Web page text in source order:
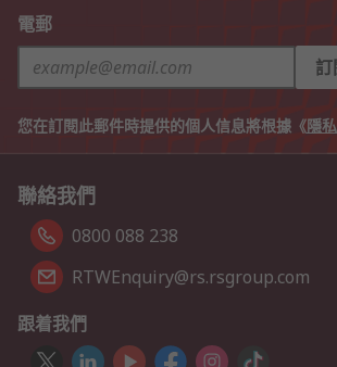
電郵
訂
您在訂閱此郵件時提供的個人信息將根據《隱
聯絡我們
0800 088 238
RTWEnquiry@rs.rsgroup.com
跟着我們